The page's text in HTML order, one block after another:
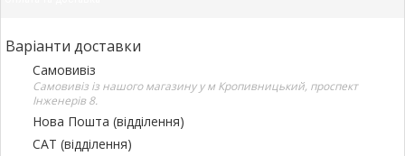
Варіанти доставки
Самовивіз
Самовивіз із нашого магазину у м Кропивницький, проспект
Інженерів 8.
Нова Пошта (відділення)
САТ (відділення)